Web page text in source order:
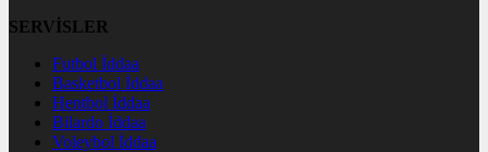
SERVİSLER
Futbol İddaa
Basketbol İddaa
Hentbol İddaa
Bilardo İddaa
Voleybol İddaa